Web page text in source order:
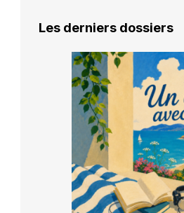
Les derniers dossiers